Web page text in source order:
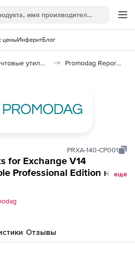
ценыИнферитБлог
Почтовые утилиты Promodag Reports for Exchange
PRXA-140-CP001
for Exchange V14
Professional Edition на 1еще
Отзывы